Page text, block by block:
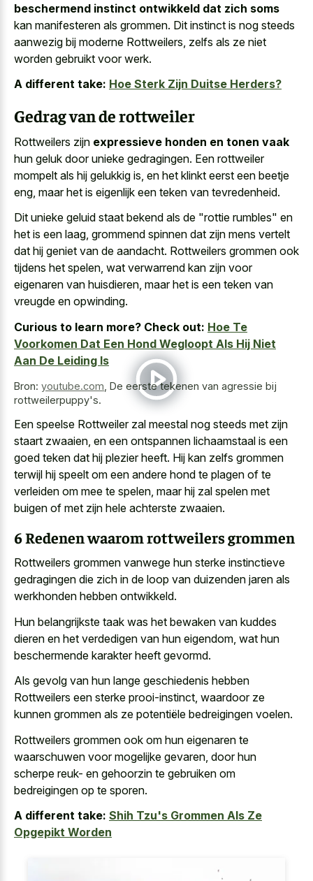
beschermend instinct ontwikkeld dat zich soms
kan manifesteren als grommen. Dit instinct is nog steeds
aanwezig bij moderne Rottweilers, zelfs als ze niet
worden gebruikt voor werk.
A different take: Hoe Sterk Zijn Duitse Herders?
Gedrag van de rottweiler
Rottweilers zijn expressieve honden en tonen vaak
hun geluk door unieke gedragingen. Een rottweiler
mompelt als hij gelukkig is, en het klinkt eerst een beetje
eng, maar het is eigenlijk een teken van tevredenheid.
Dit unieke geluid staat bekend als de "rottie rumbles" en
het is een laag, grommend spinnen dat zijn mens vertelt
dat hij geniet van de aandacht. Rottweilers grommen ook
tijdens het spelen, wat verwarrend kan zijn voor
eigenaren van huisdieren, maar het is een teken van
vreugde en opwinding.
Curious to learn more? Check out: Hoe Te
Voorkomen Dat Een Hond Wegloopt Als Hij Niet
Aan De Leiding Is
Bron: youtube.com De eerste tekenen van agressie bij
rottweilerpuppy's.
Een speelse Rottweiler zal meestal nog steeds met zijn
staart zwaaien, en een ontspannen lichaamstaal is een
goed teken dat hij plezier heeft. Hij kan zelfs grommen
terwijl hij speelt om een andere hond te plagen of te
verleiden om mee te spelen, maar hij zal spelen met
buigen of met zijn hele achterste zwaaien.
6 Redenen waarom rottweilers grommen
Rottweilers grommen vanwege hun sterke instinctieve
gedragingen die zich in de loop van duizenden jaren als
werkhonden hebben ontwikkeld.
Hun belangrijkste taak was het bewaken van kuddes
dieren en het verdedigen van hun eigendom, wat hun
beschermende karakter heeft gevormd.
Als gevolg van hun lange geschiedenis hebben
Rottweilers een sterke prooi-instinct, waardoor ze
kunnen grommen als ze potentiële bedreigingen voelen.
Rottweilers grommen ook om hun eigenaren te
waarschuwen voor mogelijke gevaren, door hun
scherpe reuk- en gehoorzin te gebruiken om
bedreigingen op te sporen.
A different take: Shih Tzu's Grommen Als Ze
Opgepikt Worden